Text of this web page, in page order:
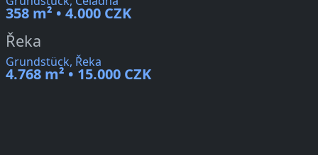
358 m² • 4.000 CZK
Řeka
Grundstück, Řeka
4.768 m² • 15.000 CZK